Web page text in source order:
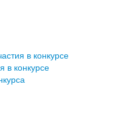
в конкурсе
в конкурсе